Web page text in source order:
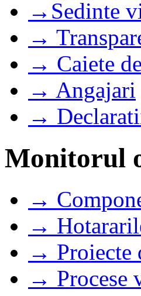
→Sedinte
→
→ Caiete
→ Angajari
→
Monitorul
→
→
→ Proiecte
→ Procese